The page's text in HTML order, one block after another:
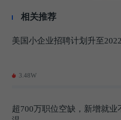
相关推荐
美国小企业招聘计划升至
3.48W
超700万职位空缺，新增就